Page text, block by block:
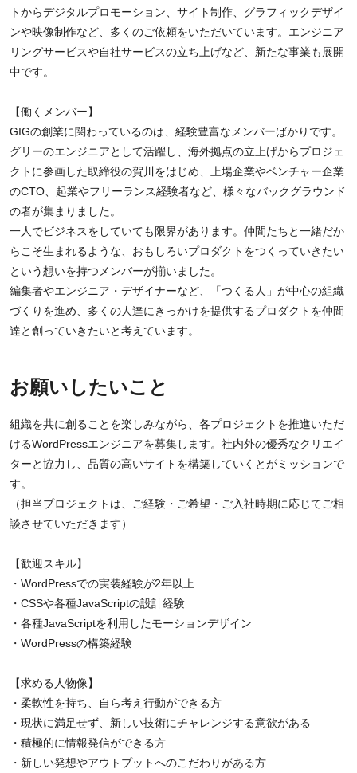
トからデジタルプロモーション、サイト制作、グラフィックデザイ
ンや映像制作など、多くのご依頼をいただいています。エンジニア
リングサービスや自社サービスの立ち上げなど、新たな事業も展開
中です。
【働くメンバー】
GIGの創業に関わっているのは、経験豊富なメンバーばかりです。
グリーのエンジニアとして活躍し、海外拠点の立上げからプロジェ
クトに参画した取締役の賀川をはじめ、上場企業やベンチャー企業
のCTO、起業やフリーランス経験者など、様々なバックグラウンド
の者が集まりました。
一人でビジネスをしていても限界があります。仲間たちと一緒だか
らこそ生まれるような、おもしろいプロダクトをつくっていきたい
という想いを持つメンバーが揃いました。
編集者やエンジニア・デザイナーなど、「つくる人」が中心の組織
づくりを進め、多くの人達にきっかけを提供するプロダクトを仲間
達と創っていきたいと考えています。
お願いしたいこと
組織を共に創ることを楽しみながら、各プロジェクトを推進いただ
けるWordPressエンジニアを募集します。社内外の優秀なクリエイ
ターと協力し、品質の高いサイトを構築していくとがミッションで
す。
（担当プロジェクトは、ご経験・ご希望・ご入社時期に応じてご相
談させていただきます）
【歓迎スキル】
・WordPressでの実装経験が2年以上
・CSSや各種JavaScriptの設計経験
・各種JavaScriptを利用したモーションデザイン
・WordPressの構築経験
【求める人物像】
・柔軟性を持ち、自ら考え行動ができる方
・現状に満足せず、新しい技術にチャレンジする意欲がある
・積極的に情報発信ができる方
・新しい発想やアウトプットへのこだわりがある方